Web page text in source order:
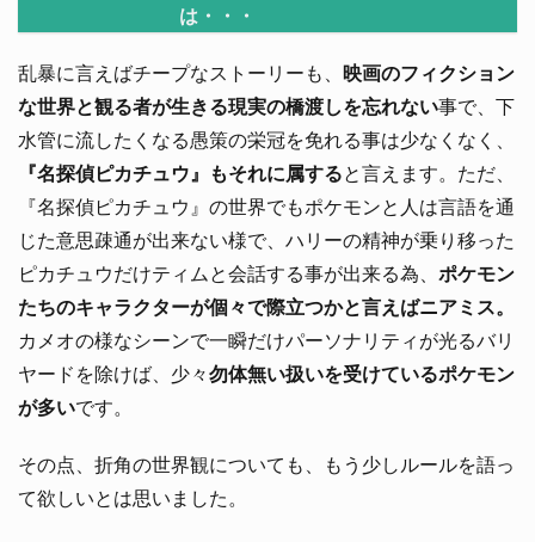
は・・・
乱暴に言えばチープなストーリーも、 映画のフィクション
な世界と観る者が生きる現実の橋渡しを忘れない事で、下
水管に流したくなる愚策の栄冠を免れる事は少なくなく、
『名探偵ピカチュウ』もそれに属すると言えます。ただ、
『名探偵ピカチュウ』の世界でもポケモンと人は言語を通
じた意思疎通が出来ない様で、ハリーの精神が乗り移った
ピカチュウだけティムと会話する事が出来る為、 ポケモン
たちのキャラクターが個々で際立つかと言えばニアミス。
カメオの様なシーンで一瞬だけパーソナリティが光るバリ
ヤードを除けば、少々勿体無い扱いを受けているポケモン
が多いです。
その点、折角の世界観についても、もう少しルールを語っ
て欲しいとは思いました。